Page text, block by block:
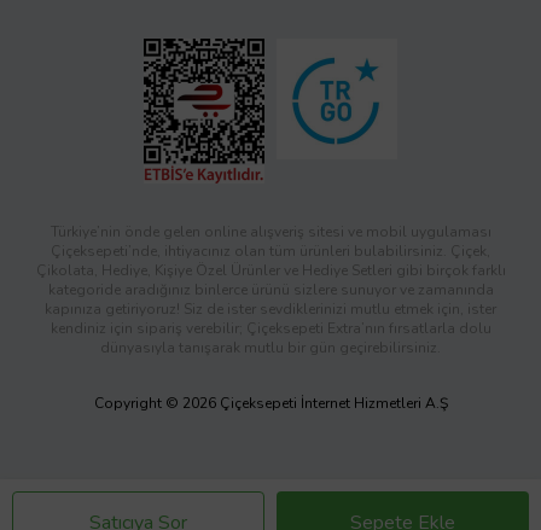
Satıcıya Sor Sepete Ekle
Türkiye’nin önde gelen online alışveriş sitesi ve mobil uygulaması
Çiçeksepeti’nde, ihtiyacınız olan tüm ürünleri bulabilirsiniz. Çiçek,
Çikolata, Hediye, Kişiye Özel Ürünler ve Hediye Setleri gibi birçok farklı
kategoride aradığınız binlerce ürünü sizlere sunuyor ve zamanında
kapınıza getiriyoruz! Siz de ister sevdiklerinizi mutlu etmek için, ister
kendiniz için sipariş verebilir; Çiçeksepeti Extra’nın fırsatlarla dolu
dünyasıyla tanışarak mutlu bir gün geçirebilirsiniz.
Copyright © 2026 Çiçeksepeti İnternet Hizmetleri A.Ş